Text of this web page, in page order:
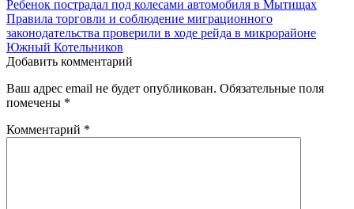
Навигация
по
записям
Ребенок пострадал под колесами автомобиля в Мытищах
Правила торговли и соблюдение миграционного
законодательства проверили в ходе рейда в микрорайоне
Южный Котельников
Добавить комментарий
Ваш адрес email не будет опубликован. Обязательные поля
помечены *
Комментарий *